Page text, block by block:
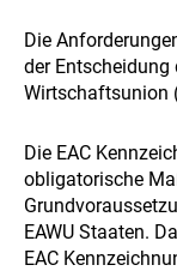
Die
der Entscheidung
Wirtschaftsunion
Die EAC
obligatorische
EAWU Staaten.
EAC